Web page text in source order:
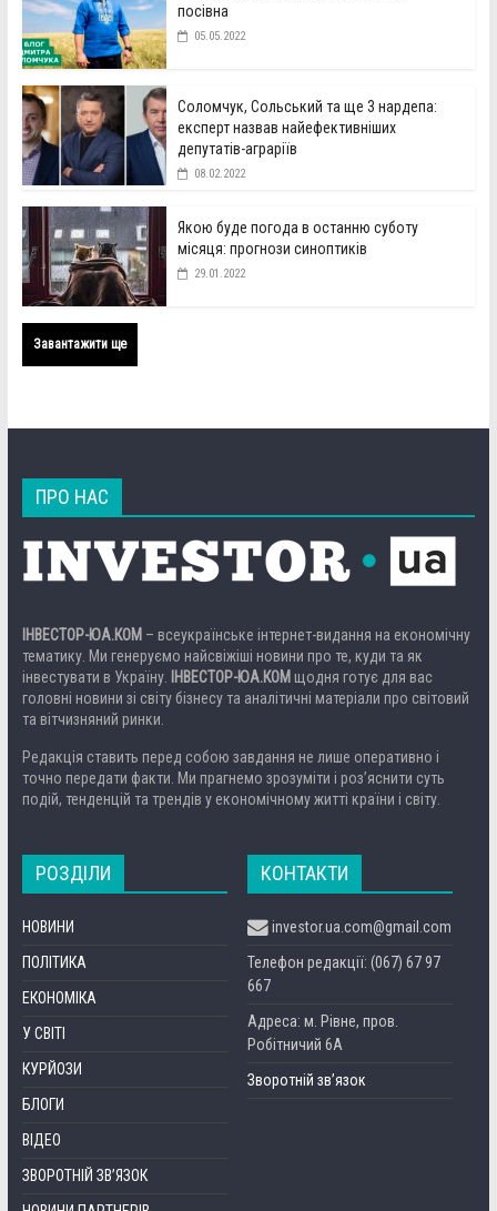
посівна
05.05.2022
Соломчук, Сольський та ще 3 нардепа:
експерт назвав найефективніших
депутатів-аграріїв
08.02.2022
Якою буде погода в останню суботу
місяця: прогнози синоптиків
29.01.2022
Завантажити ще
ПРО НАС
ІНВЕСТОР-ЮА.КОМ – всеукраїнське інтернет-видання на економічну
тематику. Ми генеруємо найсвіжіші новини про те, куди та як
інвестувати в Україну.
ІНВЕСТОР-ЮА.КОМ щодня готує для вас
головні новини зі світу бізнесу та аналітичні матеріали про світовий
та вітчизняний ринки.
Редакція ставить перед собою завдання не лише оперативно і
точно передати факти. Ми прагнемо зрозуміти і роз’яснити суть
подій, тенденцій та трендів у економічному житті країни і світу.
РОЗДІЛИ
НОВИНИ
ПОЛІТИКА
ЕКОНОМІКА
У СВІТІ
КУРЙОЗИ
БЛОГИ
ВІДЕО
ЗВОРОТНІЙ ЗВ’ЯЗОК
КОНТАКТИ
investor.ua.com@gmail.com
Телефон редакції: (067) 67 97
667
Адреса: м. Рівне, пров.
Робітничий 6А
Зворотній зв’язок